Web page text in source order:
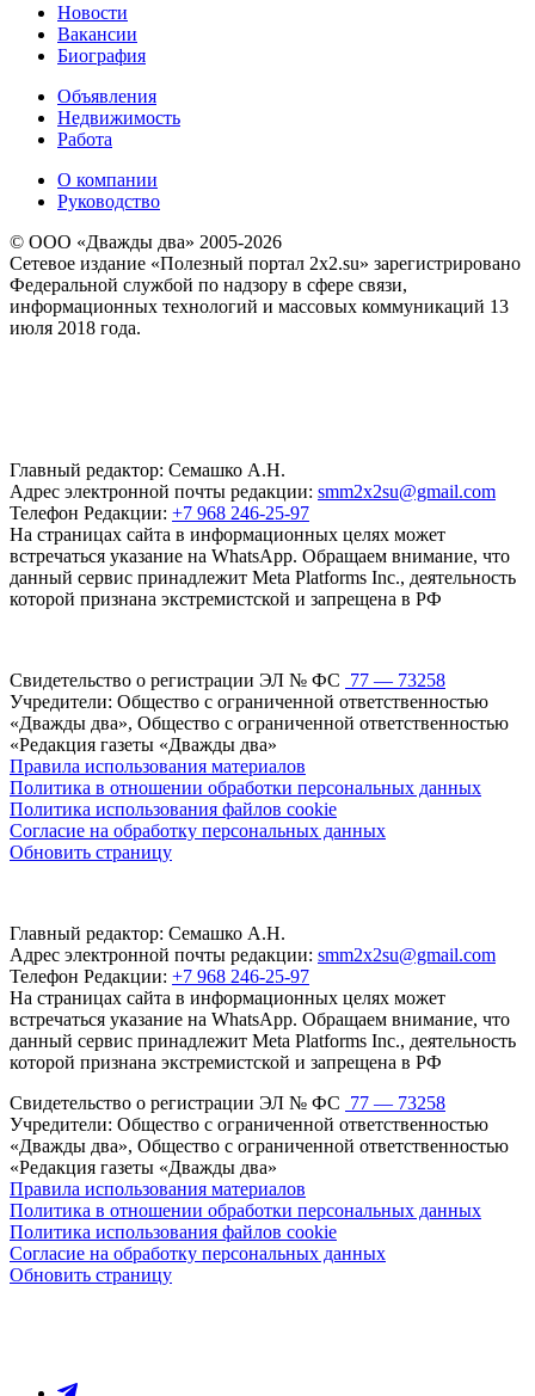
Новости
Вакансии
Биография
Объявления
Недвижимость
Работа
О компании
Руководство
© ООО «Дважды два» 2005-2026
Сетевое издание «Полезный портал 2x2.su» зарегистрировано
Федеральной службой по надзору в сфере связи,
информационных технологий и массовых коммуникаций 13
июля 2018 года.
Главный редактор: Семашко А.Н.
Адрес электронной почты редакции: smm2x2su@gmail.com
Телефон Редакции: +7 968 246-25-97
На страницах сайта в информационных целях может
встречаться указание на WhatsApp. Обращаем внимание, что
данный сервис принадлежит Meta Platforms Inc., деятельность
которой признана экстремистской и запрещена в РФ
Свидетельство о регистрации ЭЛ № ФС 77 — 73258
Учредители: Общество с ограниченной ответственностью
«Дважды два», Общество с ограниченной ответственностью
«Редакция газеты «Дважды два»
Правила использования материалов
Политика в отношении обработки персональных данных
Политика использования файлов cookie
Согласие на обработку персональных данных
Обновить страницу
Главный редактор: Семашко А.Н.
Адрес электронной почты редакции: smm2x2su@gmail.com
Телефон Редакции: +7 968 246-25-97
На страницах сайта в информационных целях может
встречаться указание на WhatsApp. Обращаем внимание, что
данный сервис принадлежит Meta Platforms Inc., деятельность
которой признана экстремистской и запрещена в РФ
Свидетельство о регистрации ЭЛ № ФС 77 — 73258
Учредители: Общество с ограниченной ответственностью
«Дважды два», Общество с ограниченной ответственностью
«Редакция газеты «Дважды два»
Правила использования материалов
Политика в отношении обработки персональных данных
Политика использования файлов cookie
Согласие на обработку персональных данных
Обновить страницу